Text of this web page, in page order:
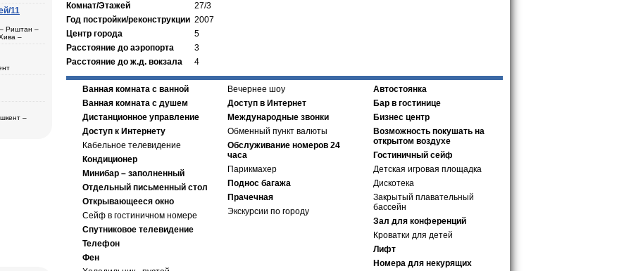
в
11
Риштан –
–
(3) –
Хива (1) –
в
(XIX в.);
су.
–
Комнат/Этажей
27/3
Год постройки/реконструкции 2007
Центр города
5
Расстояние до аэропорта
3
Расстояние до ж.д. вокзала
4
Ванная комната с ванной
Ванная комната с душем
Дистанционное управление
Доступ к Интернету
Кабельное телевидение
Кондиционер
Минибар – заполненный
Отдельный письменный стол
Открывающееся окно
Сейф в гостиничном номере
Спутниковое телевидение
Телефон
Фен
Вечернее шоу
Доступ в Интернет
Международные звонки
Обменный пункт валюты
Обслуживание номеров 24
часа
Парикмахер
Поднос багажа
Прачечная
Экскурсии по городу
Автостоянка
Бар в гостинице
Бизнес центр
Возможность покушать на
открытом воздухе
Гостиничный сейф
Детская игровая площадка
Дискотека
Закрытый плавательный
бассейн
Зал для конференций
Кроватки для детей
Лифт
Номера для некурящих